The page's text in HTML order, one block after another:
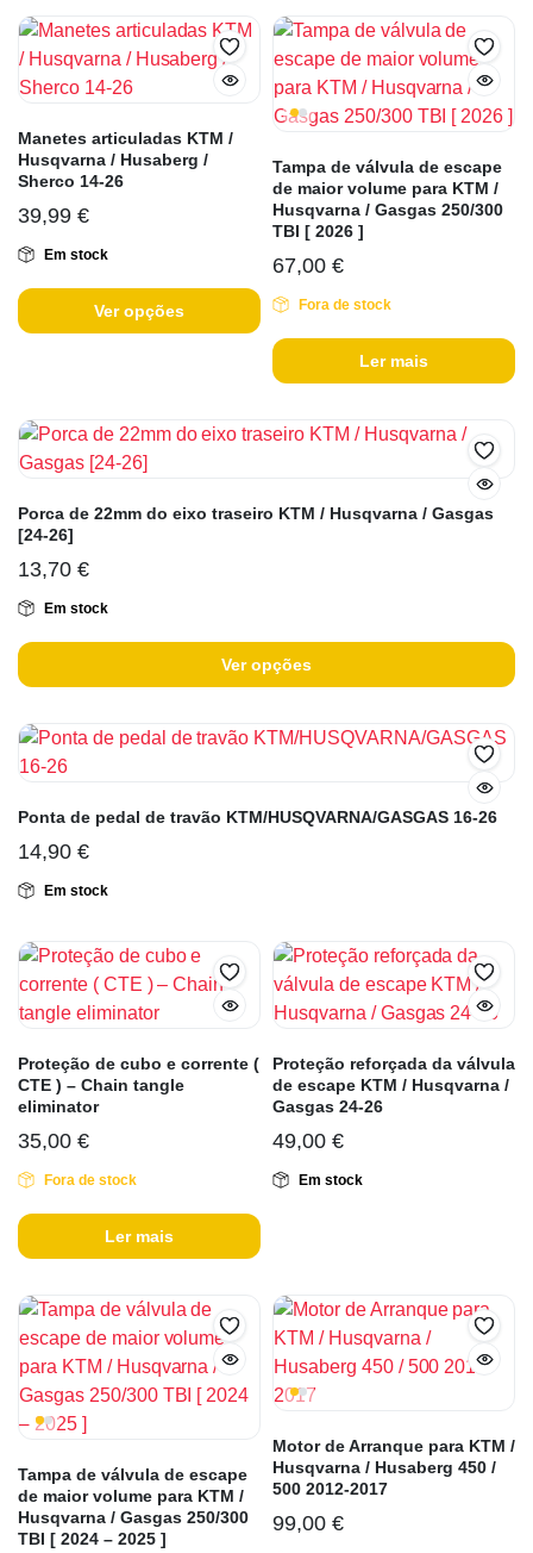
Manetes articuladas KTM /
Husqvarna / Husaberg /
Sherco 14-26
39,99 €
Em stock
Ver opções
Tampa de válvula de escape
de maior volume para KTM /
Husqvarna / Gasgas 250/300
TBI [ 2026 ]
67,00 €
Fora de stock
Ler mais
Porca de 22mm do eixo traseiro KTM / Husqvarna / Gasgas
[24-26]
13,70 €
Em stock
Ver opções
Ponta de pedal de travão KTM/HUSQVARNA/GASGAS 16-26
14,90 €
Em stock
Proteção de cubo e corrente (
CTE ) – Chain tangle
eliminator
35,00 €
Fora de stock
Ler mais
Proteção reforçada da válvula
de escape KTM / Husqvarna /
Gasgas 24-26
49,00 €
Em stock
Tampa de válvula de escape
de maior volume para KTM /
Husqvarna / Gasgas 250/300
TBI [ 2024 – 2025 ]
Motor de Arranque para KTM /
Husqvarna / Husaberg 450 /
500 2012-2017
99,00 €